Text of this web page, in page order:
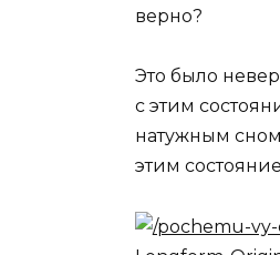
верно?
Это было
с этим
натужным
этим